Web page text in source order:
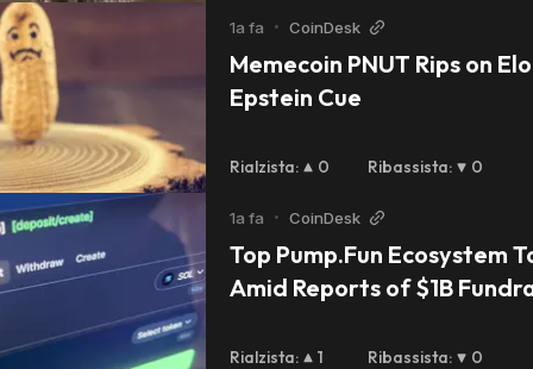
1a fa • CoinDesk
Memecoin PNUT Rips on
Epstein Cue
Rialzista: 0 Ribassista: 0
1a fa • CoinDesk
Top Pump.Fun Ecosystem
Amid Reports of $1B
Rialzista: 1 Ribassista: 0